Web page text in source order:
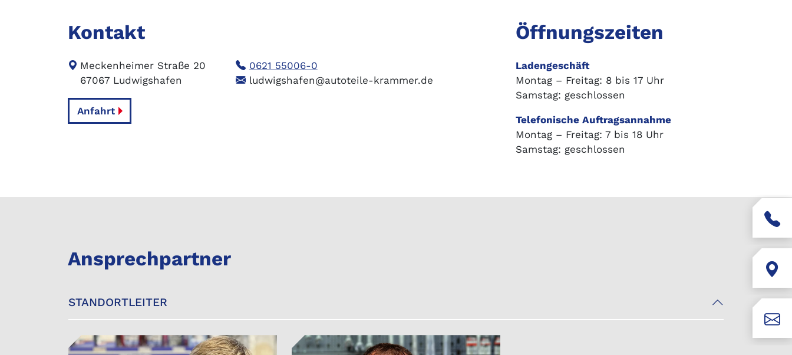
Kontakt
Meckenheimer Straße 20
67067 Ludwigshafen
Anfahrt
0621 55006-0
ludwigshafen@autoteile-krammer.de
Öffnungszeiten
Ladengeschäft
Montag – Freitag: 8 bis 17 Uhr
Samstag: geschlossen
Telefonische Auftragsannahme
Montag – Freitag: 7 bis 18 Uhr
Samstag: geschlossen
Ansprechpartner
STANDORTLEITER